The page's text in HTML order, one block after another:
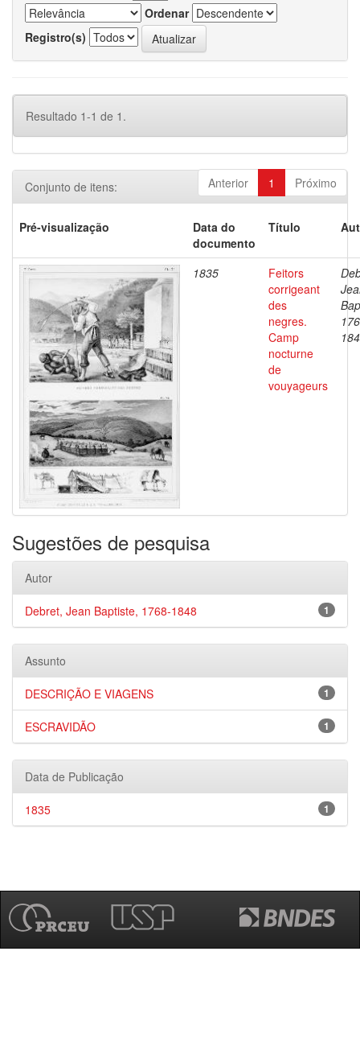
Ordenar
Registro(s)
Resultado 1-1 de 1.
Anterior 1 Próximo
Conjunto de itens:
Pré-visualização
Data do
documento
Título
1835
Feitors
corrigeant
des
negres.
Camp
nocturne
de
vouyageurs
Sugestões de pesquisa
Autor
1
Debret, Jean Baptiste, 1768-1848
Assunto
1
DESCRIÇÃO E VIAGENS
1
ESCRAVIDÃO
Data de Publicação
1
1835